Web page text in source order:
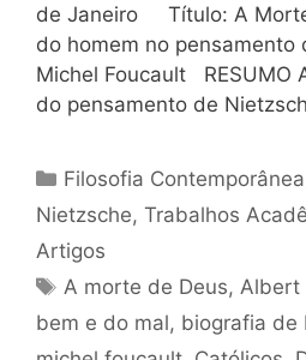
de Janeiro Título: A
do homem no pensamento
Michel Foucault RESUMO
do pensamento de
Categorias
Filosofia Contemporânea
Nietzsche, Trabalhos
Artigos
Tags
A morte de Deus, Albert
bem e do mal, biografia de